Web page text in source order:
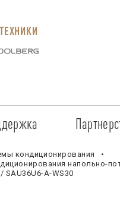
объекта Стать
кондиционирования
напольно-
A-WS30